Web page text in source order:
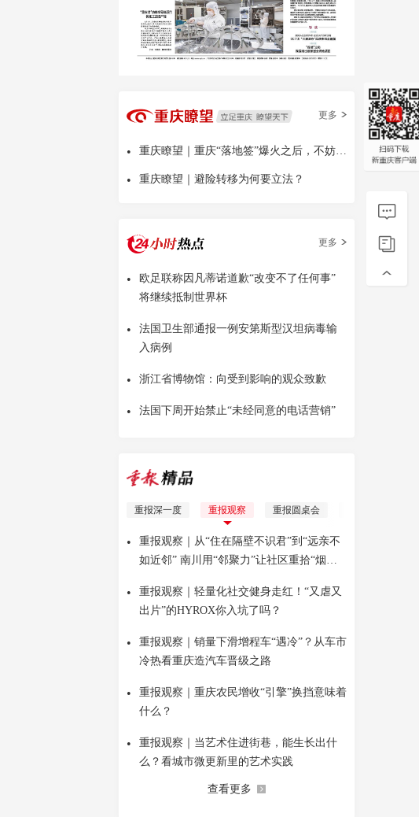
更多
• 重庆瞭望｜重庆“落地签”爆火之后，不妨多问几句
• 重庆瞭望｜避险转移为何要立法？
更多
•
欧足联称因凡蒂诺道歉“改变不了任何事”
将继续抵制世界杯
•
法国卫生部通报一例安第斯型汉坦病毒输
入病例
• 浙江省博物馆：向受到影响的观众致歉
• 法国下周开始禁止“未经同意的电话营销”
重报深一度 重报观察 重报圆桌会
•
重报观察｜从“住在隔壁不识君”到“远亲不
如近邻” 南川用“邻聚力”让社区重拾“烟火
•
重报观察｜轻量化社交健身走红！“又虐又
出片”的HYROX你入坑了吗？
•
重报观察｜销量下滑增程车“遇冷”？从车市
冷热看重庆造汽车晋级之路
•
重报观察｜重庆农民增收“引擎”换挡意味着
什么？
•
重报观察｜当艺术住进街巷，能生长出什
么？看城市微更新里的艺术实践
查看更多